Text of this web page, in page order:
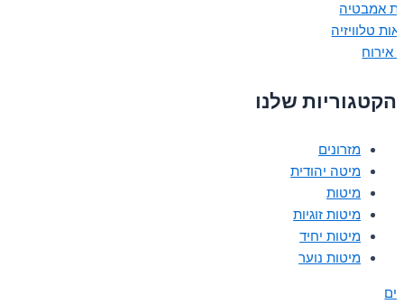
אמבטיה
טלוויזיה
אירוח
הקטגוריות שלנו
מזרונים
מיטה יהודית
מיטות
מיטות זוגיות
מיטות יחיד
מיטות נוער